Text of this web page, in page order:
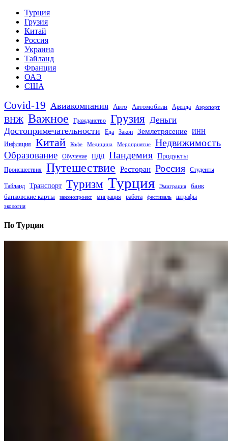
Турция
Грузия
Китай
Россия
Украина
Тайланд
Франция
ОАЭ
США
Covid-19 Авиакомпания Авто Автомобили Аренда Аэропорт
ВНЖ Важное Гражданство Грузия Деньги
Достопримечательности
Еда Закон Землетрясение
ИНН
Инфляция
Китай Кофе Медицина Мероприятие Недвижимость
Образование Обучение ПДД Пандемия Продукты
Происшествия Путешествие Ресторан Россия Студенты
Тайланд Транспорт Туризм Турция Эмиграция
банк
банковские карты
законопроект миграция работа фестиваль штрафы
экология
По Турции